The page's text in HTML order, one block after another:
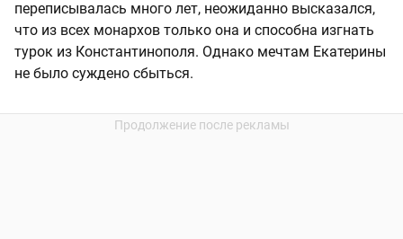
переписывалась много лет, неожиданно высказался,
что из всех монархов только она и способна изгнать
турок из Константинополя. Однако мечтам Екатерины
не было суждено сбыться.